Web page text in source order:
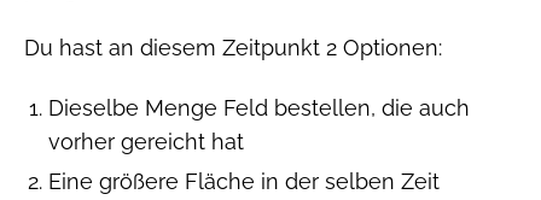
Du hast an diesem Zeitpunkt 2 Optionen:
Dieselbe Menge Feld bestellen, die auch
vorher gereicht hat
Eine größere Fläche in der selben Zeit